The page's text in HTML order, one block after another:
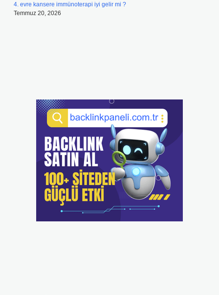
4. evre kansere immünoterapi iyi gelir mi ?
Temmuz 20, 2026